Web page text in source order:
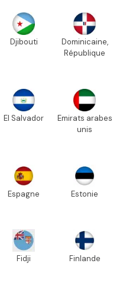
Djibouti
Dominicaine,
République
El Salvador
Emirats arabes
unis
Espagne Estonie
Fidji Finlande